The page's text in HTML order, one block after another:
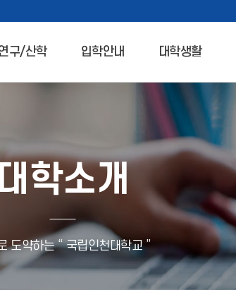
구/산학 입학안내 대학생활
대학소개
도약하는 “ 국립인천대학교 ”